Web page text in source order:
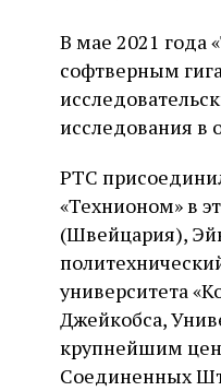
В мае 2021 года
софтверным
исследования в
PTC
«Технионом» в
(Швейцария),
университета
Джейкобса,
крупнейшим
Соединенных